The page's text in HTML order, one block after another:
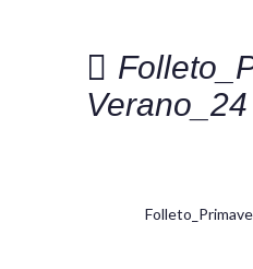
Verano_24